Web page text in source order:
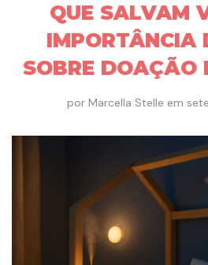
QUE SALVAM
IMPORTÂNCIA
SOBRE DOAÇÃO
por Marcella Stelle em